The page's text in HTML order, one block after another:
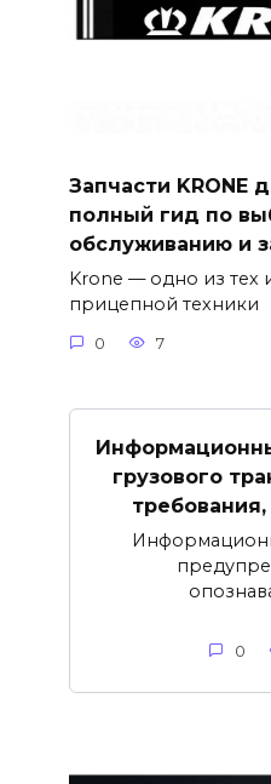
Запчасти KRONE
полный гид по
обслуживанию и
Krone — одно из тех
прицепной техники
0 7
грузового
0